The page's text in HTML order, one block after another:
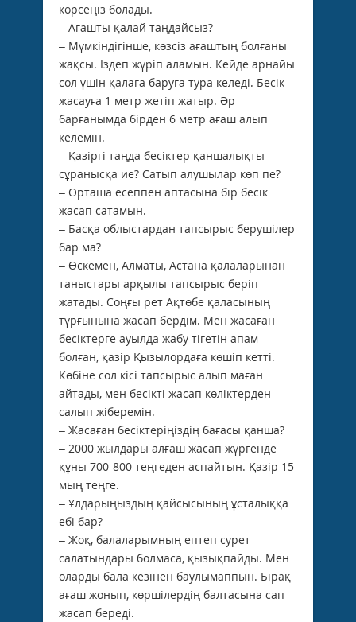
көрсеңіз болады.
– Ағашты қалай таңдайсыз?
– Мүмкіндігінше, көзсіз ағаштың болғаны
жақсы. Іздеп жүріп аламын. Кейде арнайы
сол үшін қалаға баруға тура келеді. Бесік
жасауға 1 метр жетіп жатыр. Әр
барғанымда бірден 6 метр ағаш алып
келемін.
– Қазіргі таңда бесіктер қаншалықты
сұранысқа ие? Сатып алушылар көп пе?
– Орташа есеппен аптасына бір бесік
жасап сатамын.
– Басқа облыстардан тапсырыс берушілер
бар ма?
– Өскемен, Алматы, Астана қалаларынан
таныстары арқылы тапсырыс беріп
жатады. Соңғы рет Ақтөбе қаласының
тұрғынына жасап бердім. Мен жасаған
бесіктерге ауылда жабу тігетін апам
болған, қазір Қызылордаға көшіп кетті.
Көбіне сол кісі тапсырыс алып маған
айтады, мен бесікті жасап көліктерден
салып жіберемін.
– Жасаған бесіктеріңіздің бағасы қанша?
– 2000 жылдары алғаш жасап жүргенде
құны 700-800 теңгеден аспайтын. Қазір 15
мың теңге.
– Ұлдарыңыздың қайсысының ұста­лыққа
ебі бар?
– Жоқ, балаларымның ептеп сурет
салатындары болмаса, қызықпайды. Мен
оларды бала кезінен баулымаппын. Бірақ
ағаш жонып, көршілердің балтасына сап
жасап береді.